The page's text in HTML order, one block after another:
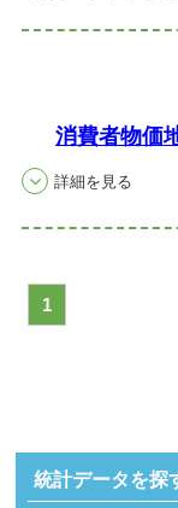
消費者物価
1
統計データを探